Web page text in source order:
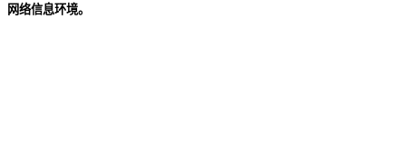
网络信息环境。